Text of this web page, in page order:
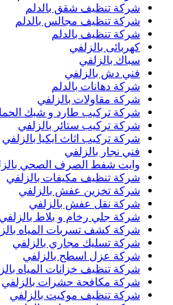
شركة تنظيف شقق بالدلم
شركة تنظيف مجالس بالدلم
شركة تنظيف بالدلم
كهربائى بالزلفي
سباك بالزلفي
فني دش بالزلفي
شركة دهانات بالدلم
شركة مقاولات بالزلفي
شركة تركيب طارد و شبك
شركة تركيب ستائر بالزلفي
شركة تركيب اثاث ايكيا بالزلفي
فني نجار بالزلفي
وايت شفط الصرف الصحي
شركة تنظيف مكيفات بالزلفي
شركة تخزين عفش بالزلفي
شركة نقل عفش بالزلفي
شركة جلي رخام و بلاط بالزلفي
شركة كشف تسربات المياه
شركة تسليك مجاري بالزلفي
شركة عزل اسطح بالزلفي
شركة تنظيف خزانات المياه
شركة مكافحة حشرات بالزلفي
شركة تنظيف موكيت بالزلفي